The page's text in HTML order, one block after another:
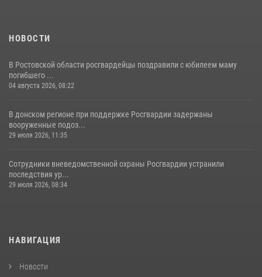
НОВОСТИ
В Ростовской области росгвардейцы поздравили с юбилеем маму
погибшего ...
04 августа 2026, 08:22
В донском регионе при поддержке Росгвардии задержаны
вооруженные подоз...
29 июля 2026, 11:35
Сотрудники вневедомственной охраны Росгвардии устранили
последствия ур...
29 июля 2026, 08:34
НАВИГАЦИЯ
Новости